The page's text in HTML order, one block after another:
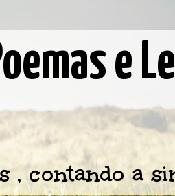
e
, contando a